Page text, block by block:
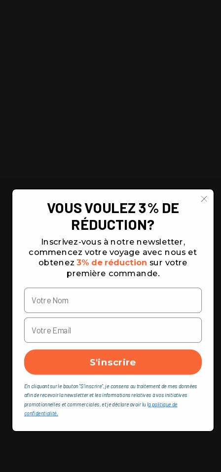
VOUS VOULEZ 3% DE
RÉDUCTION?
Inscrivez-vous à notre newsletter,
commencez votre voyage avec nous et
obtenez 3% de réduction sur votre
première commande.
S'inscrire
En cliquant sur le bouton "S'inscrire", je consens au traitement de mes données
afin de recevoir la newsletter et les informations relatives à vos initiatives
promotionnelles et commerciales, et je déclare avoir lu la politique de
confidentialité,